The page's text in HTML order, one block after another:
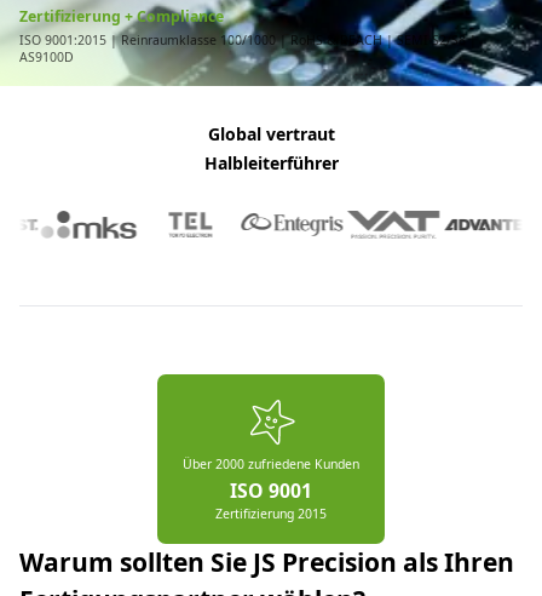
Zertifizierung + Compliance
ISO 9001:2015 | Reinraumklasse 100/1000 | RoHS & REACH | SEMI S2/S8 |
AS9100D
Global vertraut
Halbleiterführer
Über 2000 zufriedene Kunden
ISO 9001
Zertifizierung 2015
Warum sollten Sie JS Precision als Ihren